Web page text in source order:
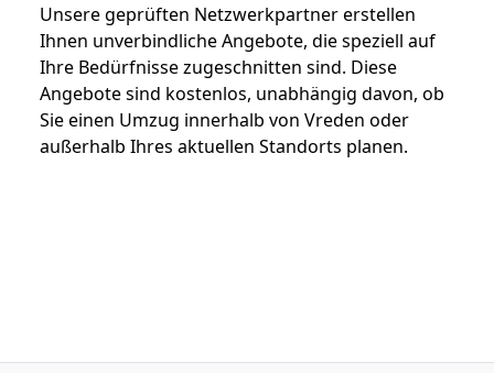
Unsere geprüften Netzwerkpartner erstellen
Ihnen unverbindliche Angebote, die speziell auf
Ihre Bedürfnisse zugeschnitten sind. Diese
Angebote sind kostenlos, unabhängig davon, ob
Sie einen Umzug innerhalb von Vreden oder
außerhalb Ihres aktuellen Standorts planen.